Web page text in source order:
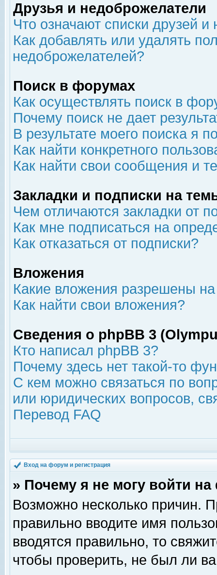
Друзья и недоброжелатели
Что означают списки друзей
Как добавлять или удалять
недоброжелателей?
Поиск в форумах
Как осуществлять поиск в
Почему поиск не дает
В результате моего поиска я
Как найти конкретного
Как найти свои сообщения и
Закладки и подписки на
Чем отличаются закладки от
Как мне подписаться на
Как отказаться от подписки?
Вложения
Какие вложения разрешены
Как найти свои вложения?
Сведения о phpBB 3
Кто написал phpBB 3?
Почему здесь нет такой-то
С кем можно связаться по
или юридических вопросов,
Перевод FAQ
Вход на форум и регистрация
» Почему я не могу войти
Возможно несколько причин.
правильно вводите имя
вводятся правильно, то
чтобы проверить, не был ли